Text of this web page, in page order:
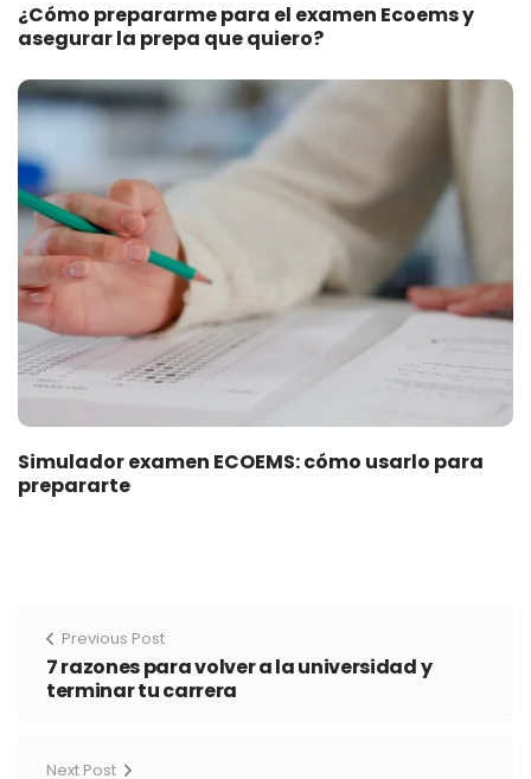
¿Cómo prepararme para el examen Ecoems y
asegurar la prepa que quiero?
Simulador examen ECOEMS: cómo usarlo para
prepararte
Previous Post
7 razones para volver a la universidad y
terminar tu carrera
Next Post